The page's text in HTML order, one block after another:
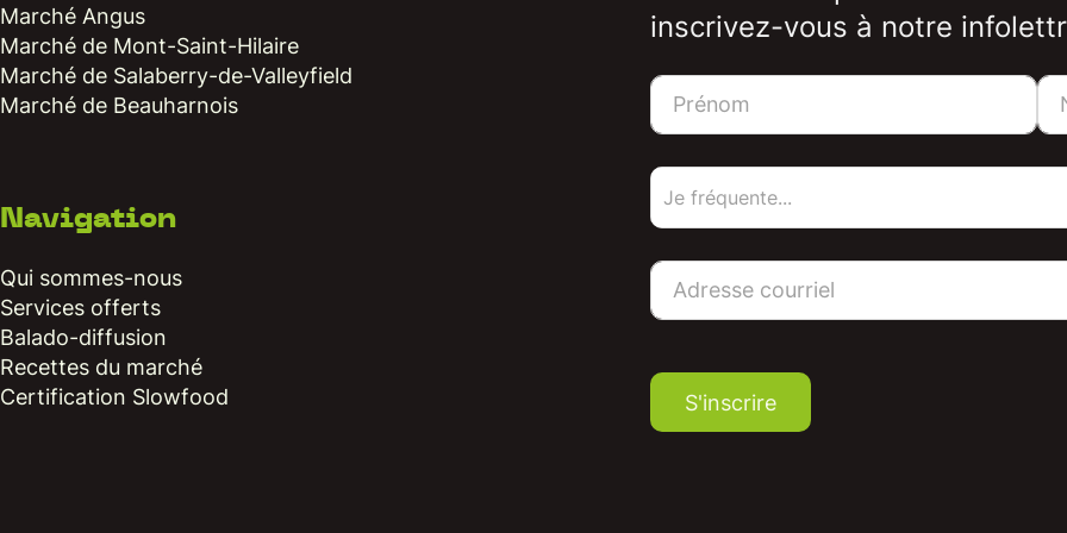
Marché Angus
Marché de Mont-Saint-Hilaire
Marché de Salaberry-de-Valleyfield
Marché de Beauharnois
Navigation
Qui sommes-nous
Services offerts
Balado-diffusion
Recettes du marché
Certification Slowfood
inscrivez-vous à notre
S'inscrire